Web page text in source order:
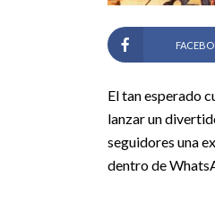
El tan esperado
lanzar un
seguidores una
dentro de